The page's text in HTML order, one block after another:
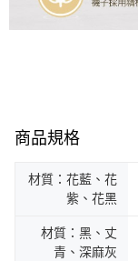
商品規格
材質：花藍、花
紫、花黑
材質：黑、丈
青、深麻灰